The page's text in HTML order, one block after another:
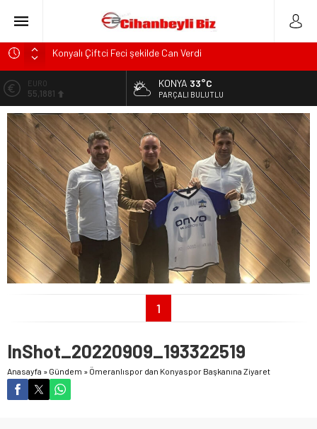
Konyalı Çiftci Feci şekilde Can Verdi
Konya’da araçta oksijen tüpünün patlaması sonucu hayatını
kaybeden biri bebek 2 kişi ile yaralanan 2 kişinin kimlikleri
KULU’DA HAFİF TİCARİ ARAÇ TAKLA ATTI: 2’Sİ ÇOCUK, 3
YARALI
Trafik Kazasinda Yaralanmıştı, Tedavi gördüğü Hastanede
Hayatını Kaybetti
Başkan Adayı Kemal Tekin Sahada Ziyaretlerini
Yoğunlaştırdı
ALTIN
6.660,55
BİST
13.779,39
DOLAR
47,7111
EURO
55,1881
KONYA 33°C
PARÇALI BULUTLU
1
InShot_20220909_193322519
Anasayfa » Gündem » Ömeranlıspor dan Konyaspor Başkanına Ziyaret